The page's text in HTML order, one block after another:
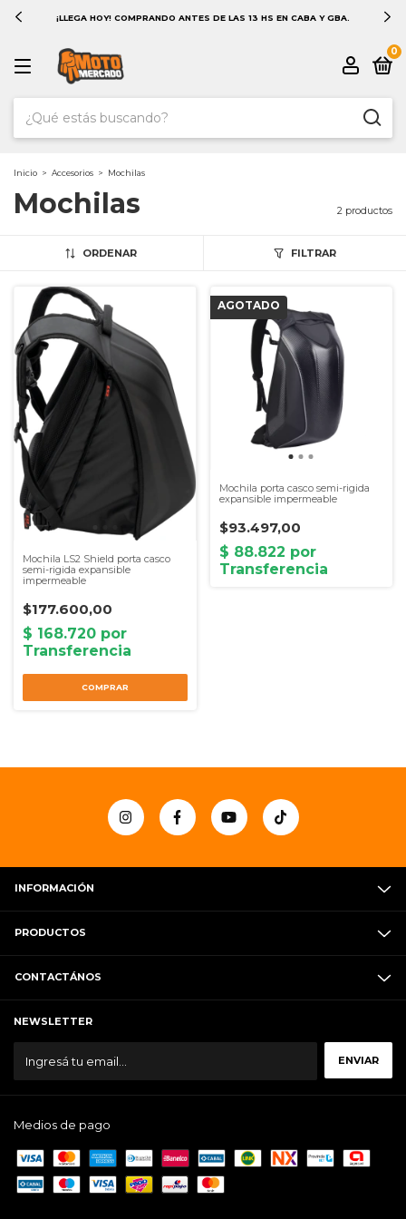
¡LLEGA HOY! COMPRANDO ANTES DE LAS 13 HS EN CABA Y GBA.
0
Inicio > Accesorios > Mochilas
Mochilas 2 productos
ORDENAR FILTRAR
Mochila LS2 Shield porta casco
semi-rigida expansible
impermeable
$177.600,00
Mochila porta casco semi-rigida
expansible impermeable
$93.497,00
INFORMACIÓN
PRODUCTOS
CONTACTÁNOS
NEWSLETTER
Medios de pago